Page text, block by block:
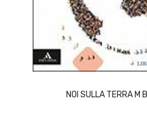
NOI SULLA TERRA M